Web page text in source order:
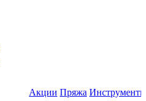
Акции Пряжа Инструменты